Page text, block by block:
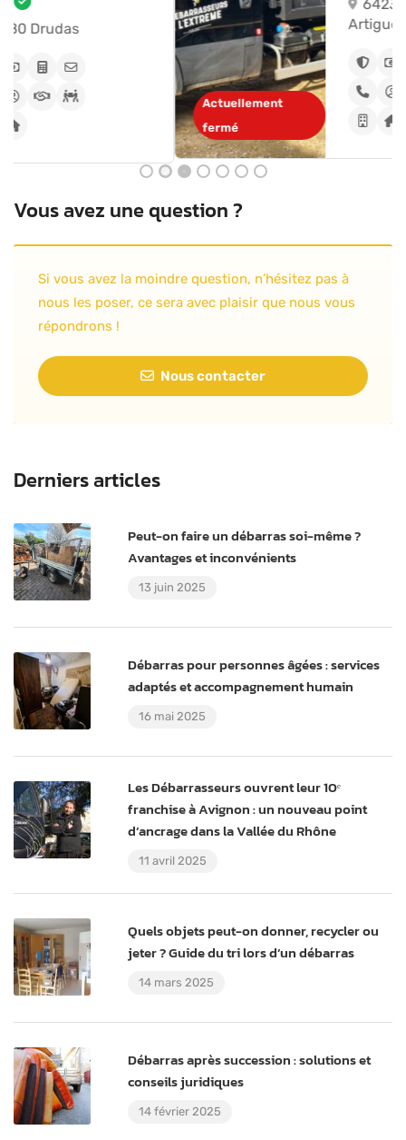
Actuellement
64230
Artiguelouve
Vous avez une question ?
Si vous avez la moindre question, n’hésitez pas à
nous les poser, ce sera avec plaisir que nous vous
répondrons !
Nous contacter
Derniers articles
Peut-on faire un débarras soi-même ?
Avantages et inconvénients
13 juin 2025
Débarras pour personnes âgées : services
adaptés et accompagnement humain
16 mai 2025
Les Débarrasseurs ouvrent leur 10ᵉ
franchise à Avignon : un nouveau point
d’ancrage dans la Vallée du Rhône
11 avril 2025
Quels objets peut-on donner, recycler ou
jeter ? Guide du tri lors d’un débarras
14 mars 2025
Débarras après succession : solutions et
conseils juridiques
14 février 2025